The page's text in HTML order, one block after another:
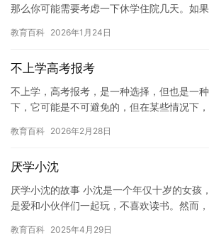
那么你可能需要考虑一下休学住院几天。如
可…
教育百科 2026年1月24日
不上学高考报考
不上学，高考报考，是一种选择，但也是一
下，它可能是不可避免的，但在某些情况下
弊，并寻求…
教育百科 2026年2月28日
厌学小沈
厌学小沈的故事 小沈是一个年仅十岁的女孩
是爱和小伙伴们一起玩，不喜欢读书。然而
对…
教育百科 2025年4月29日